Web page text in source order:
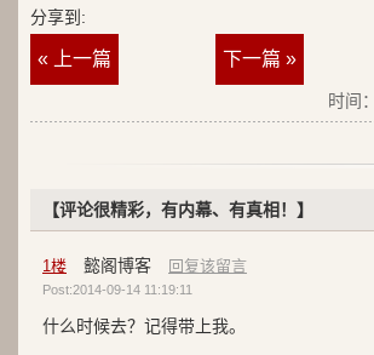
分享到:
« 上一篇 下一篇 »
时间
【评论很精彩，有内幕、有真相！】
1楼 懿阁博客 回复该留言
Post:2014-09-14 11:19:11
什么时候去？记得带上我。